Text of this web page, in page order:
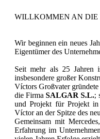
WILLKOMMEN AN DIE
Wir beginnen ein neues
Eigentümer des
Seit mehr als 25 Jahren
insbesondere großer
Víctors Großvater
die FirmaSALGAR S.L.;
und Projekt für Projekt in
Víctor an der Spitze des
Gemeinsam mit
Erfahrung im